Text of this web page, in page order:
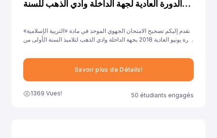
الدورة العادية لجهة الداخلة وادي الذهب للسنة
نقدم إليكم تصحيح الامتحان الجهوي الموحد في مادة «التربية الإسلامية»
دورة يونيو العادية 2018 بجهة الداخلة وادي الذهب لتلاميذ السنة الأولى من
توفيرنا لهذا النموذج إلى مساعدة تلاميذ على الاستعداد الجيد لخوض غمار
Savoir plus de Détails!
1369 Vues! 50 étudiants engagés